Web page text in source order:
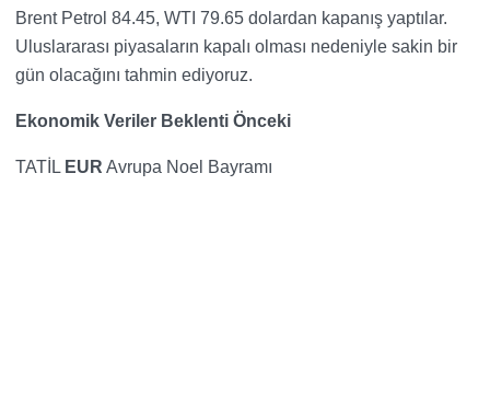
Brent Petrol 84.45, WTI 79.65 dolardan kapanış yaptılar.
Uluslararası piyasaların kapalı olması nedeniyle sakin bir
gün olacağını tahmin ediyoruz.
Ekonomik Veriler Beklenti Önceki
TATİL EUR Avrupa Noel Bayramı